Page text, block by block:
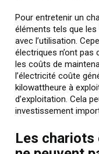
Pour entretenir un
éléments tels que les
avec l’utilisation.
électriques n’ont
les coûts de
l’électricité coûte
kilowattheure à
d’exploitation. Cela
investissement
Les chariots